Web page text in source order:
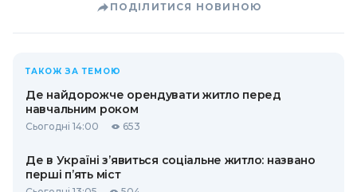
ПОДІЛИТИСЯ НОВИНОЮ
ТАКОЖ ЗА ТЕМОЮ
Де найдорожче орендувати житло перед
навчальним роком
Сьогодні 14:00 653
Де в Україні з’явиться соціальне житло: названо
перші п’ять міст